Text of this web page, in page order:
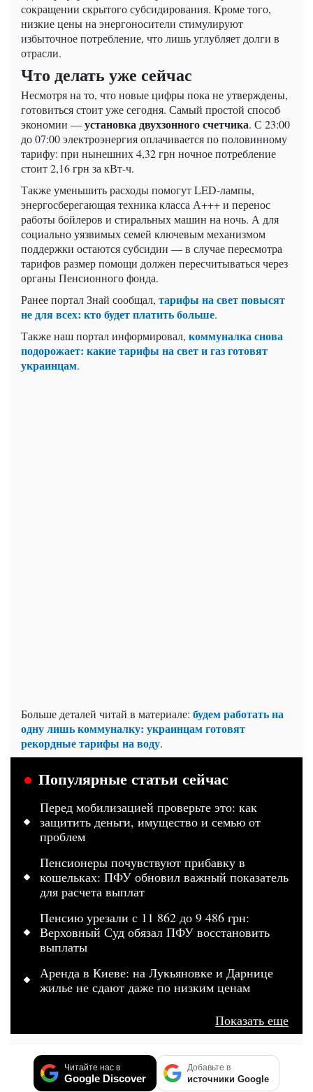
сокращении скрытого субсидирования. Кроме того,
низкие цены на энергоносители стимулируют
избыточное потребление, что лишь углубляет долги в
отрасли.
Что делать уже сейчас
Несмотря на то, что новые цифры пока не утверждены,
готовиться стоит уже сегодня. Самый простой способ
экономии —установка двухзонного счетчика. С 23:00
до 07:00 электроэнергия оплачивается по половинному
тарифу: при нынешних 4,32 грн ночное потребление
стоит 2,16 грн за кВт-ч.
Также уменьшить расходы помогут LED-лампы,
энергосберегающая техника класса А+++ и перенос
работы бойлеров и стиральных машин на ночь. А для
социально уязвимых семей ключевым механизмом
поддержки остаются субсидии — в случае пересмотра
тарифов размер помощи должен пересчитываться через
органы Пенсионного фонда.
Ранее портал Знай сообщал, тарифы на свет повысят
не для всех: кто будет платить больше.
Также наш портал информировал, коммуналка снова
подорожает: какие тарифы на свет и газ готовят
украинцам.
Больше деталей читай в материале: будем работать на
одну лишь коммуналку: украинцам готовят
рекордные тарифы на воду.
Популярные статьи сейчас
Перед мобилизацией проверьте это: как
защитить деньги, имущество и семью от
проблем
Пенсионеры почувствуют прибавку в
кошельках: ПФУ обновил важный показатель
для расчета выплат
Пенсию урезали с 11 862 до 9 486 грн:
Верховный Суд обязал ПФУ восстановить
выплаты
Аренда в Киеве: на Лукьяновке и Дарнице
жилье не сдают даже по низким ценам
Показать еще
Читайте нас в
Google Discover
Добавьте в
источники Google